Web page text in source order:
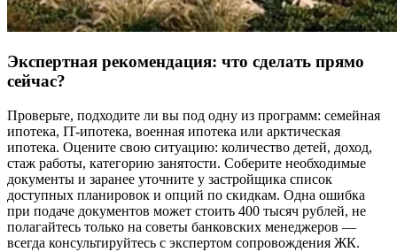
Экспертная рекомендация: что сделать прямо
сейчас?
Проверьте, подходите ли вы под одну из программ: семейная
ипотека, IT-ипотека, военная ипотека или арктическая
ипотека. Оцените свою ситуацию: количество детей, доход,
стаж работы, категорию занятости. Соберите необходимые
документы и заранее уточните у застройщика список
доступных планировок и опций по скидкам. Одна ошибка
при подаче документов может стоить 400 тысяч рублей, не
полагайтесь только на советы банковских менеджеров —
всегда консультируйтесь с экспертом сопровождения ЖК.